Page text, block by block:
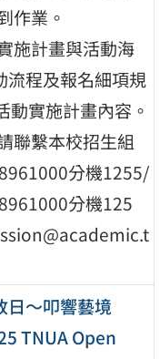
作業。
施計畫與活動海
流程及報名細項規
動實施計畫內容。
聯繫本校招生組
分機1255/
分機125
日～叩響藝境
TNUA Open